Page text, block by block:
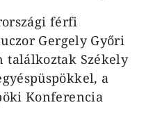
férfi
Gergely Győri
találkoztak Székely
a
Konferencia